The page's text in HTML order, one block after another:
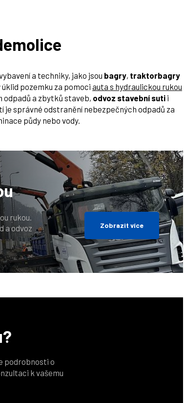
a techniky, jako jsou bagry, traktorbagry
pozemku za pomociauta s hydraulickou rukou
odpadů a zbytků staveb, odvoz stavební suti i
správné odstranění nebezpečných odpadů za
půdy nebo vody.
rukou.
a odvoz
Zobrazit více
podrobnosti o
k vašemu